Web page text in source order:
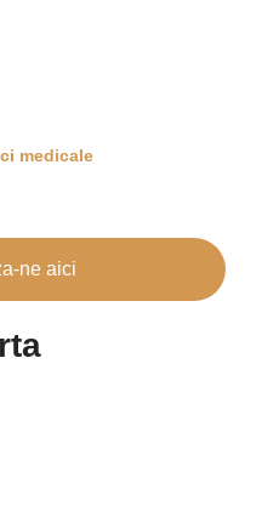
medicale
ne aici